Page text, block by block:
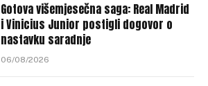
Gotova višemjesečna saga: Real Madrid
i Vinicius Junior postigli dogovor o
nastavku saradnje
06/08/2026